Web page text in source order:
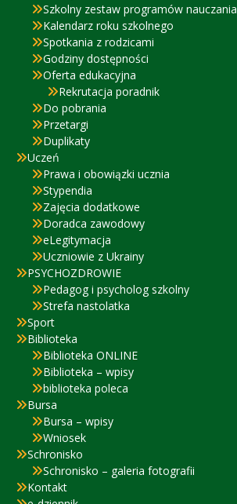
Szkolny zestaw programów nauczania
Kalendarz roku szkolnego
Spotkania z rodzicami
Godziny dostępności
Oferta edukacyjna
Rekrutacja poradnik
Do pobrania
Przetargi
Duplikaty
Uczeń
Prawa i obowiązki ucznia
Stypendia
Zajęcia dodatkowe
Doradca zawodowy
eLegitymacja
Uczniowie z Ukrainy
PSYCHOZDROWIE
Pedagog i psycholog szkolny
Strefa nastolatka
Sport
Biblioteka
Biblioteka ONLINE
Biblioteka – wpisy
biblioteka poleca
Bursa
Bursa – wpisy
Wniosek
Schronisko
Schronisko – galeria fotografii
Kontakt